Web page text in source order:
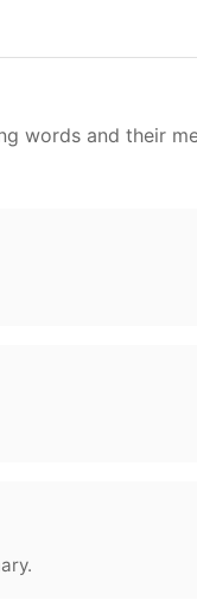
words and their